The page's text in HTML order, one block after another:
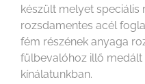
készült melyet
rozsdamentes acél
fém részének anyaga
fülbevalóhoz illő medált
kínálatunkban.